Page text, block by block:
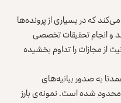
که در بسیاری از پرونده‌ها
و انجام تحقیقات تخصصی
از مجازات را تداوم بخشیده
به صدور بیانیه‌های
شده است. نمونه‌ی بارز